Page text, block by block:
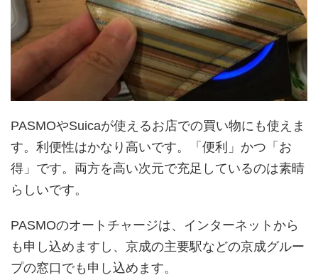
PASMOやSuicaが使えるお店での買い物にも使えま
す。利便性はかなり高いです。「便利」かつ「お
得」です。両方を高い次元で充足しているのは素晴
らしいです。
PASMOのオートチャージは、インターネットから
も申し込めますし、京成の主要駅などの京成グルー
プの窓口でも申し込めます。